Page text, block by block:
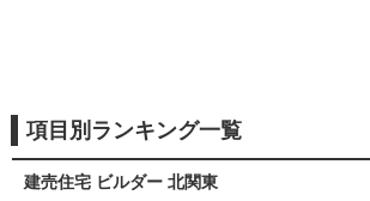
項目別ランキング一覧
建売住宅 ビルダー 北関東